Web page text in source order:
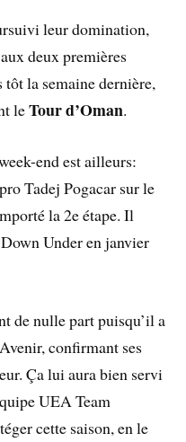
leur domination,
deux premières
tôt la semaine dernière,
leTour d’Oman.
end est ailleurs:
Tadej Pogacar sur le
la 2e étape. Il
Under en janvier
de nulle part puisqu’il a
confirmant ses
Ça lui aura bien servi
UEA Team
cette saison, en le